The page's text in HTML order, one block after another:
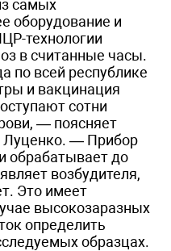
самых
оборудование и
технологии
в считанные часы.
по всей республике
и вакцинация
сотни
— поясняет
Луценко. — Прибор
обрабатывает до
возбудителя,
Это имеет
высокозаразных
определить
образцах.